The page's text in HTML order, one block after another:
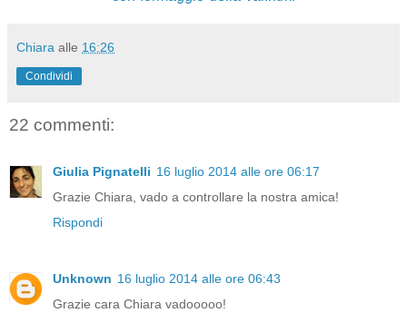
Chiara alle 16:26
Condividi
22 commenti:
Giulia Pignatelli 16 luglio 2014 alle ore 06:17
Grazie Chiara, vado a controllare la nostra amica!
Rispondi
Unknown 16 luglio 2014 alle ore 06:43
Grazie cara Chiara vadooooo!